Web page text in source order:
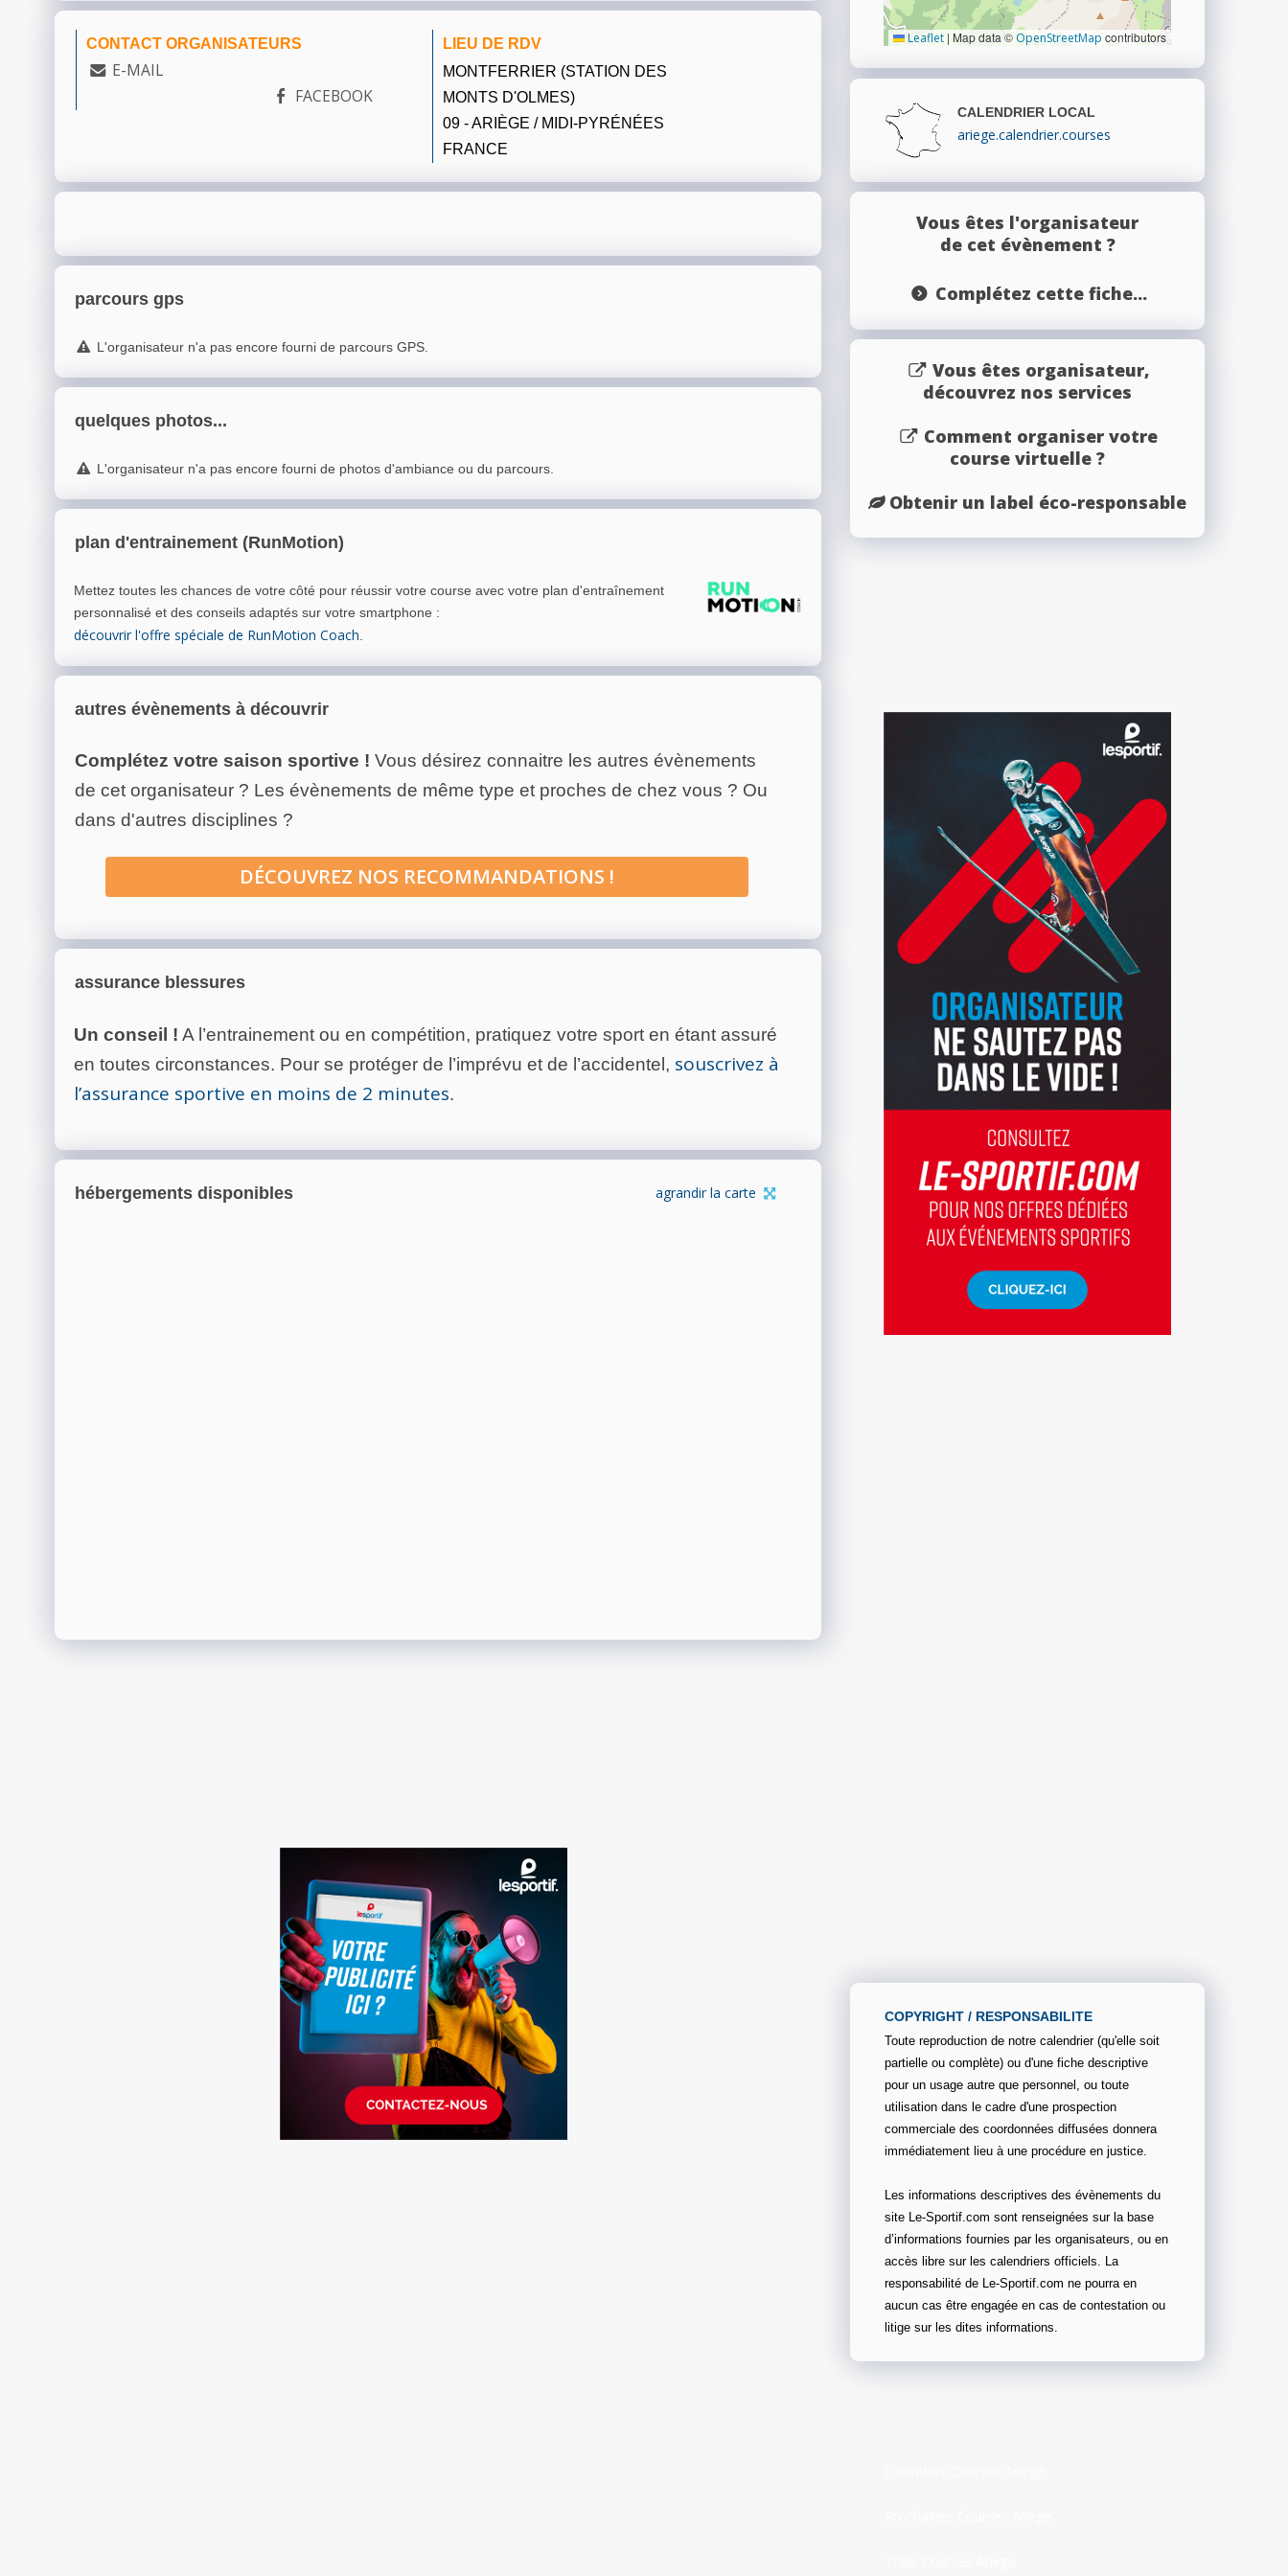
CONTACT ORGANISATEURS
E-MAIL
FACEBOOK
LIEU DE RDV
MONTFERRIER (STATION DES
MONTS D'OLMES)
09 - ARIÈGE / MIDI-PYRÉNÉES
FRANCE
parcours gps
L'organisateur n'a pas encore fourni de parcours GPS.
quelques photos...
L'organisateur n'a pas encore fourni de photos d'ambiance ou du parcours.
plan d'entrainement (RunMotion)
Mettez toutes les chances de votre côté pour réussir votre course avec votre plan d'entraînement
personnalisé et des conseils adaptés sur votre smartphone :
découvrir l'offre spéciale de RunMotion Coach.
autres évènements à découvrir
Complétez votre saison sportive ! Vous désirez connaitre les autres évènements
de cet organisateur ? Les évènements de même type et proches de chez vous ? Ou
dans d'autres disciplines ?
DÉCOUVREZ NOS RECOMMANDATIONS !
assurance blessures
Un conseil ! A l’entrainement ou en compétition, pratiquez votre sport en étant assuré
en toutes circonstances. Pour se protéger de l’imprévu et de l’accidentel, souscrivez à
l’assurance sportive en moins de 2 minutes.
hébergements disponibles agrandir la carte
Leaflet | Map data © OpenStreetMap contributors
CALENDRIER LOCAL
ariege.calendrier.courses
Vous êtes l'organisateur
de cet évènement ?
Complétez cette fiche...
Vous êtes organisateur,
découvrez nos services
Comment organiser votre
course virtuelle ?
Obtenir un label éco-responsable
COPYRIGHT / RESPONSABILITE
Toute reproduction de notre calendrier (qu'elle soit
partielle ou complète) ou d'une fiche descriptive
pour un usage autre que personnel, ou toute
utilisation dans le cadre d'une prospection
commerciale des coordonnées diffusées donnera
immédiatement lieu à une procédure en justice.
Les informations descriptives des évènements du
site Le-Sportif.com sont renseignées sur la base
d’informations fournies par les organisateurs, ou en
accès libre sur les calendriers officiels. La
responsabilité de Le-Sportif.com ne pourra en
aucun cas être engagée en cas de contestation ou
litige sur les dites informations.